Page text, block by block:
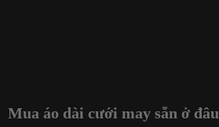
Mua áo dài cưới may sẵn ở đâu